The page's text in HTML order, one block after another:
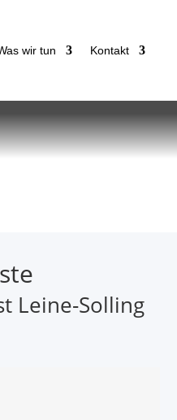
wir tun Kontakt
Leine-Solling